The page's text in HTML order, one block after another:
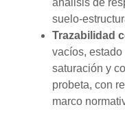
análisis de
suelo-
Trazabilidad
vacíos,
saturación y
probeta, con
marco